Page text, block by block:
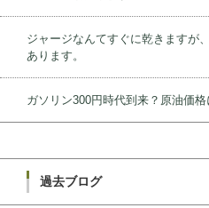
ジャージなんてすぐに乾きますが
あります。
ガソリン300円時代到来？原油価
過去ブログ